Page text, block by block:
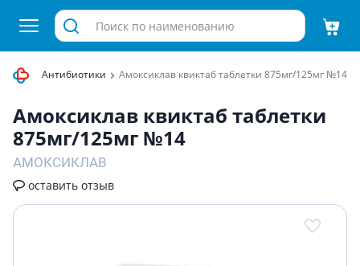
Антибиотики Амоксиклав квиктаб таблетки 875мг/125мг №14
Амоксиклав квиктаб таблетки
875мг/125мг №14
АМОКСИКЛАВ
оставить отзыв